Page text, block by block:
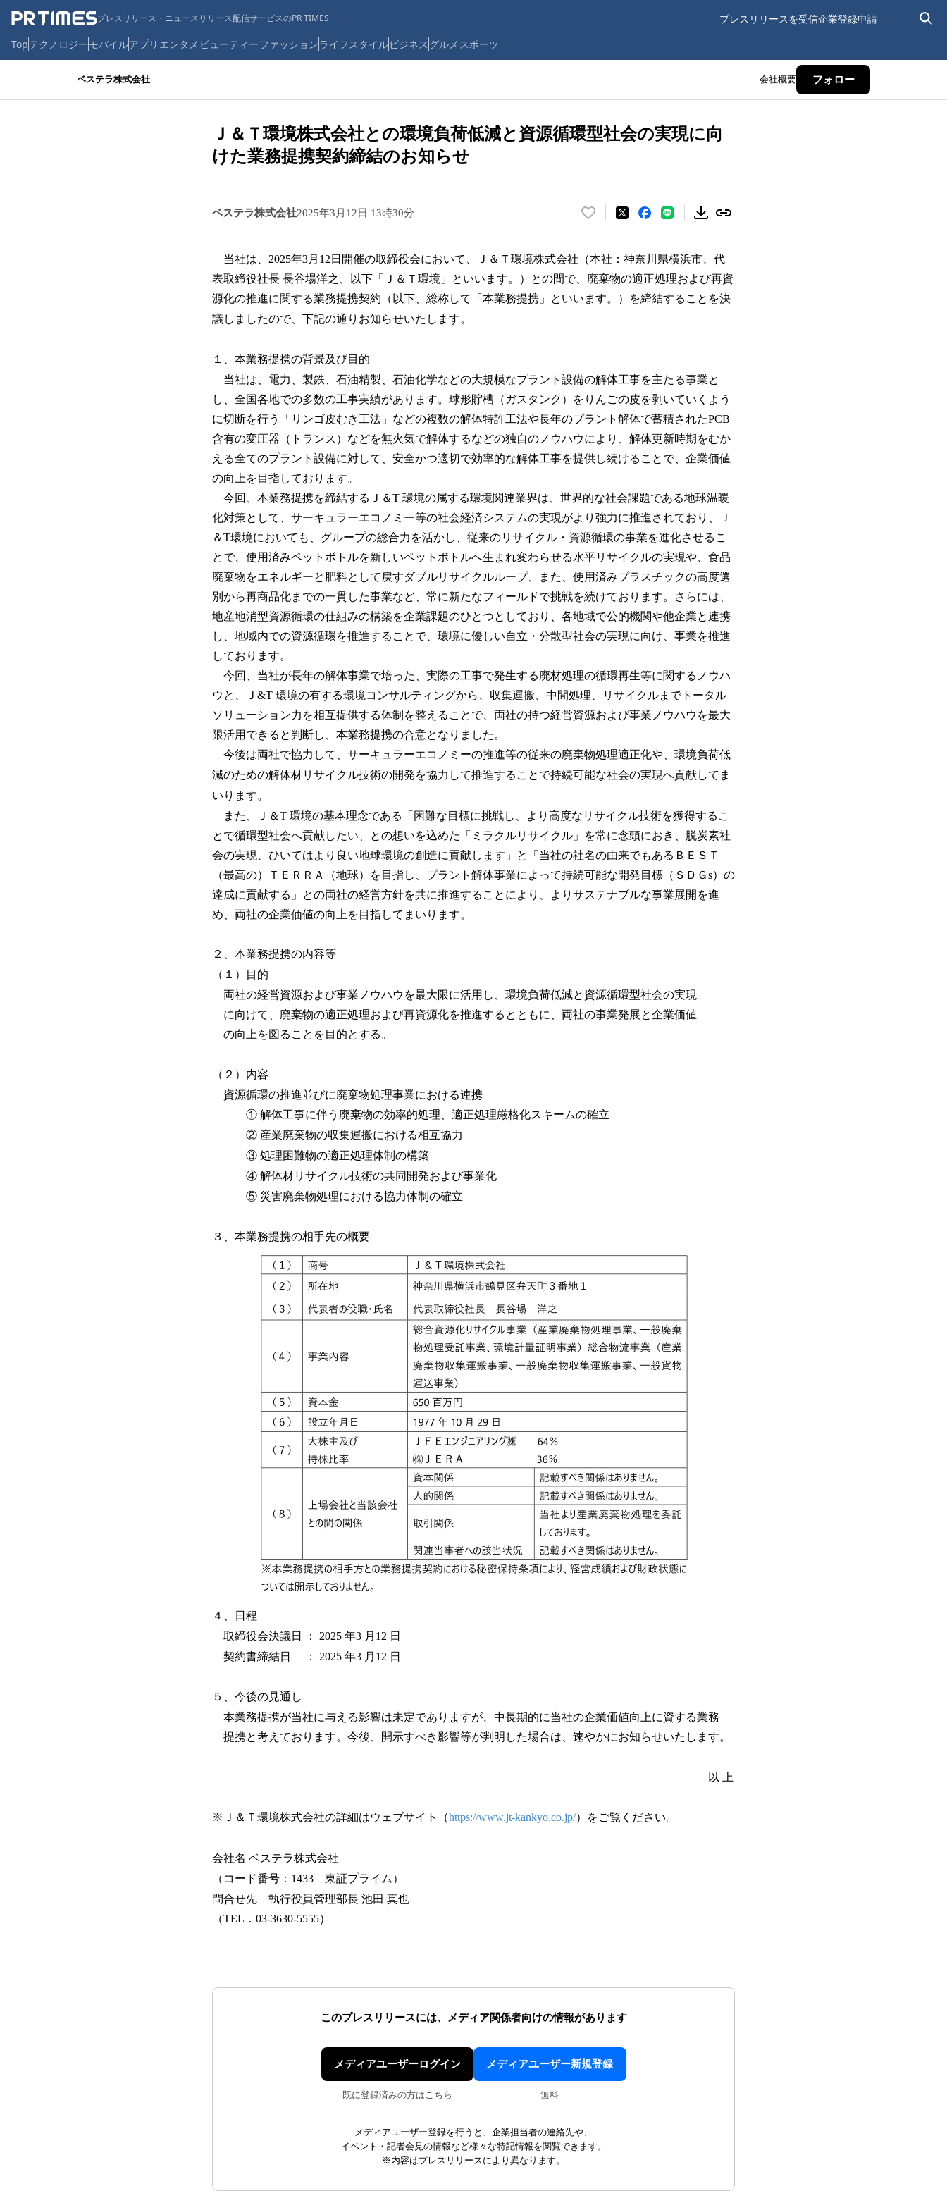
プレスリリース・ニュースリリース配信サービスのPR TIMES プレスリリースを受信企業登録申請
Topテクノロジーモバイルアプリ エンタメ ビューティーファッションライフスタイルビジネス グルメ スポーツ
ベステラ株式会社 会社概要 フォロー
Ｊ＆Ｔ環境株式会社との環境負荷低減と資源循環型社会の実現に向
けた業務提携契約締結のお知らせ
ベステラ株式会社2025年3月12日 13時30分
い
！
数
を
読
で
す
当社は、2025年3月12日開催の取締役会において、Ｊ＆Ｔ環境株式会社（本社：神奈川県横浜市、代
表取締役社⾧ ⾧谷場洋之、以下「Ｊ＆Ｔ環境」といいます。）との間で、廃棄物の適正処理および再資
源化の推進に関する業務提携契約（以下、総称して「本業務提携」といいます。）を締結することを決
議しましたので、下記の通りお知らせいたします。
１、本業務提携の背景及び目的
当社は、電力、製鉄、石油精製、石油化学などの大規模なプラント設備の解体工事を主たる事業と
し、全国各地での多数の工事実績があります。球形貯槽（ガスタンク）をりんごの皮を剥いていくよう
に切断を行う「リンゴ皮むき工法」などの複数の解体特許工法や⾧年のプラント解体で蓄積されたPCB
含有の変圧器（トランス）などを無火気で解体するなどの独自のノウハウにより、解体更新時期をむか
える全てのプラント設備に対して、安全かつ適切で効率的な解体工事を提供し続けることで、企業価値
の向上を目指しております。
今回、本業務提携を締結するＪ＆T 環境の属する環境関連業界は、世界的な社会課題である地球温暖
化対策として、サーキュラーエコノミー等の社会経済システムの実現がより強力に推進されており、Ｊ
＆T環境においても、グループの総合力を活かし、従来のリサイクル・資源循環の事業を進化させるこ
とで、使用済みペットボトルを新しいペットボトルへ生まれ変わらせる水平リサイクルの実現や、食品
廃棄物をエネルギーと肥料として戻すダブルリサイクルループ、また、使用済みプラスチックの高度選
別から再商品化までの一貫した事業など、常に新たなフィールドで挑戦を続けております。さらには、
地産地消型資源循環の仕組みの構築を企業課題のひとつとしており、各地域で公的機関や他企業と連携
し、地域内での資源循環を推進することで、環境に優しい自立・分散型社会の実現に向け、事業を推進
しております。
今回、当社が⾧年の解体事業で培った、実際の工事で発生する廃材処理の循環再生等に関するノウハ
ウと、Ｊ&T 環境の有する環境コンサルティングから、収集運搬、中間処理、リサイクルまでトータル
ソリューション力を相互提供する体制を整えることで、両社の持つ経営資源および事業ノウハウを最大
限活用できると判断し、本業務提携の合意となりました。
今後は両社で協力して、サーキュラーエコノミーの推進等の従来の廃棄物処理適正化や、環境負荷低
減のための解体材リサイクル技術の開発を協力して推進することで持続可能な社会の実現へ貢献してま
いります。
また、Ｊ＆T 環境の基本理念である「困難な目標に挑戦し、より高度なリサイクル技術を獲得するこ
とで循環型社会へ貢献したい、との想いを込めた「ミラクルリサイクル」を常に念頭におき、脱炭素社
会の実現、ひいてはより良い地球環境の創造に貢献します」と「当社の社名の由来でもあるＢＥＳＴ
（最高の）ＴＥＲＲＡ（地球）を目指し、プラント解体事業によって持続可能な開発目標（ＳＤＧs）の
達成に貢献する」との両社の経営方針を共に推進することにより、よりサステナブルな事業展開を進
め、両社の企業価値の向上を目指してまいります。
２、本業務提携の内容等
（１）目的
両社の経営資源および事業ノウハウを最大限に活用し、環境負荷低減と資源循環型社会の実現
に向けて、廃棄物の適正処理および再資源化を推進するとともに、両社の事業発展と企業価値
の向上を図ることを目的とする。
（２）内容
資源循環の推進並びに廃棄物処理事業における連携
① 解体工事に伴う廃棄物の効率的処理、適正処理厳格化スキームの確立
② 産業廃棄物の収集運搬における相互協力
③ 処理困難物の適正処理体制の構築
④ 解体材リサイクル技術の共同開発および事業化
⑤ 災害廃棄物処理における協力体制の確立
３、本業務提携の相手先の概要
４、日程
取締役会決議日 ： 2025 年3 月12 日
契約書締結日 ： 2025 年3 月12 日
５、今後の見通し
本業務提携が当社に与える影響は未定でありますが、中⾧期的に当社の企業価値向上に資する業務
提携と考えております。今後、開示すべき影響等が判明した場合は、速やかにお知らせいたします。
以 上
※Ｊ＆Ｔ環境株式会社の詳細はウェブサイト（https://www.jt-kankyo.co.jp/）をご覧ください。
会社名 ベステラ株式会社
（コード番号：1433 東証プライム）
問合せ先 執行役員管理部長 池田 真也
（TEL．03-3630-5555）
このプレスリリースには、 メディア関係者向けの情報があります
メディアユーザーログイン
既に登録済みの方はこちら
メディアユーザー新規登録
無料
メディアユーザー登録を行うと、企業担当者の連絡先や、
イベント・記者会見の情報など様々な特記情報を閲覧できます。
※内容はプレスリリースにより異なります。